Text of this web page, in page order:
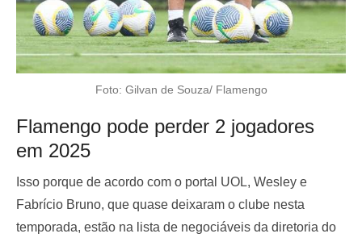
Foto: Gilvan de Souza/ Flamengo
Flamengo pode perder 2 jogadores
em 2025
Isso porque de acordo com o portal UOL, Wesley e
Fabrício Bruno, que quase deixaram o clube nesta
temporada, estão na lista de negociáveis da diretoria do